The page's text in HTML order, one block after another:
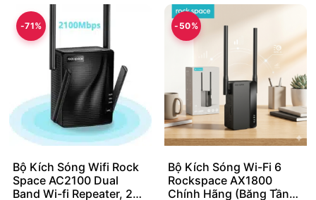
-71%
Bộ Kích Sóng Wifi Rock
Space AC2100 Dual
Band Wi-fi Repeater, 2
-50%
Bộ Kích Sóng Wi-Fi 6
Rockspace AX1800
Chính Hãng (Băng Tần